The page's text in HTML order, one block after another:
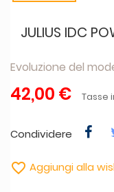
JULIUS IDC
Evoluzione del
42,00 € Tasse
Condividere
 Aggiungi alla